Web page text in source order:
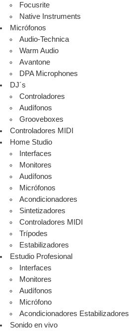
Focusrite
Native Instruments
Micrófonos
Audio-Technica
Warm Audio
Avantone
DPA Microphones
DJ´s
Controladores
Audífonos
Grooveboxes
Controladores MIDI
Home Studio
Interfaces
Monitores
Audífonos
Micrófonos
Acondicionadores
Sintetizadores
Controladores MIDI
Trípodes
Estabilizadores
Estudio Profesional
Interfaces
Monitores
Audífonos
Micrófono
Acondicionadores Estabilizadores
Sonido en vivo